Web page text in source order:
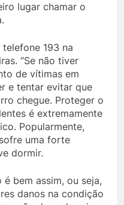
lugar chamar o
193 na
“Se não tiver
de vítimas em
e tentar evitar que
chegue. Proteger o
é extremamente
Popularmente,
uma forte
dormir.
é bem assim, ou seja,
danos na condição